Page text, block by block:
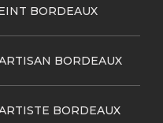
BORDEAUX
BORDEAUX
BORDEAUX